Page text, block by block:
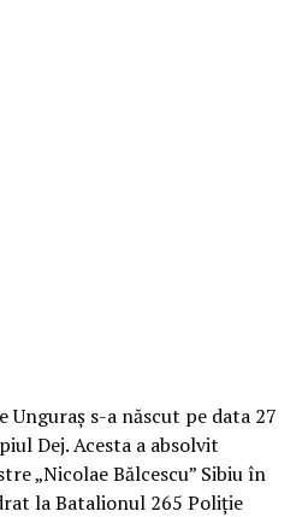
s-a născut pe data 27
Dej. Acesta a absolvit
„Nicolae Bălcescu” Sibiu în
la Batalionul 265 Poliţie